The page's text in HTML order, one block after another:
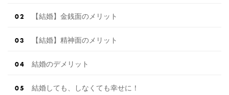
【結婚】金銭面のメリット
【結婚】精神面のメリット
結婚のデメリット
結婚しても、しなくても幸せに！